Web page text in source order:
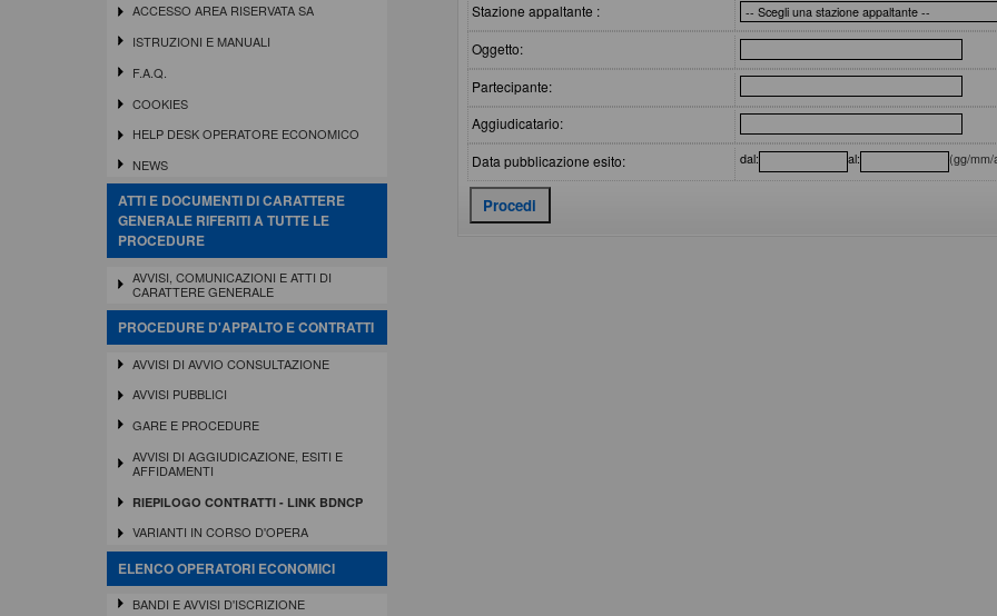
ACCESSO AREA RISERVATA SA
ISTRUZIONI E MANUALI
F.A.Q.
COOKIES
HELP DESK OPERATORE ECONOMICO
NEWS
ATTI E DOCUMENTI DI CARATTERE
GENERALE RIFERITI A TUTTE LE
PROCEDURE
AVVISI, COMUNICAZIONI E ATTI DI
CARATTERE GENERALE
PROCEDURE D'APPALTO E CONTRATTI
AVVISI DI AVVIO CONSULTAZIONE
AVVISI PUBBLICI
GARE E PROCEDURE
AVVISI DI AGGIUDICAZIONE, ESITI E
AFFIDAMENTI
RIEPILOGO CONTRATTI - LINK BDNCP
VARIANTI IN CORSO D'OPERA
ELENCO OPERATORI ECONOMICI
BANDI E AVVISI D'ISCRIZIONE
Stazione appaltante :
Oggetto:
Partecipante:
Aggiudicatario:
Data pubblicazione esito:
dal: al: (gg/mm/